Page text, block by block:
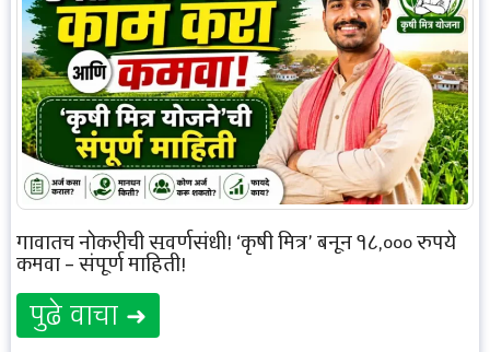
गावातच नोकरीची सुवर्णसंधी! ‘कृषी मित्र’ बनून १८,००० रुपये
कमवा – संपूर्ण माहिती!
पुढे वाचा ➜